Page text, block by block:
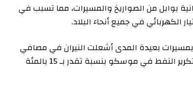
بوابل من الصواريخ والمسيرات، مما تسبب في
الكهربائي في جميع أنحاء البلاد.
بعيدة المدى أشعلت النيران في مصافي
النفط ومستودعاته وخزاناته، مما أدى إلى انخفاض تكرير النفط في موسكو بنسبة تقدر بـ 15 بالمئة